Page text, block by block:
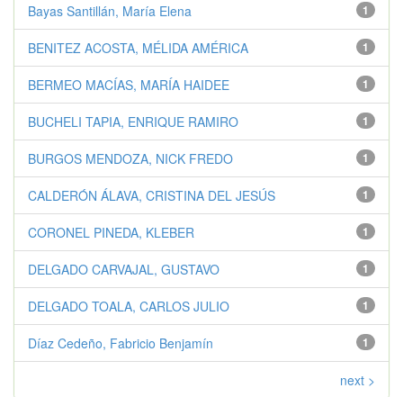
1
Bayas Santillán, María Elena
1
BENITEZ ACOSTA, MÉLIDA AMÉRICA
1
BERMEO MACÍAS, MARÍA HAIDEE
1
BUCHELI TAPIA, ENRIQUE RAMIRO
1
BURGOS MENDOZA, NICK FREDO
1
CALDERÓN ÁLAVA, CRISTINA DEL JESÚS
1
CORONEL PINEDA, KLEBER
1
DELGADO CARVAJAL, GUSTAVO
1
DELGADO TOALA, CARLOS JULIO
1
Díaz Cedeño, Fabricio Benjamín
next >